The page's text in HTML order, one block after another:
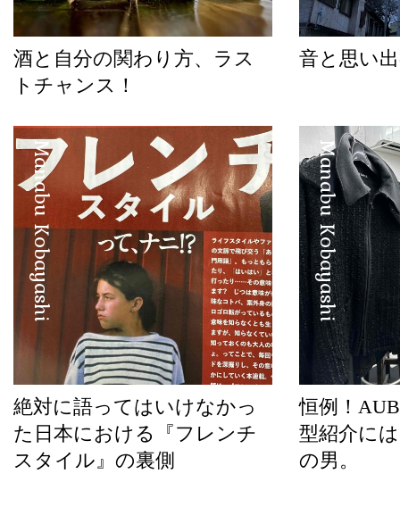
酒と自分の関わり方、ラス
トチャンス！
音と思い
Manabu Kobayashi
絶対に語ってはいけなかっ
た日本における『フレンチ
スタイル』の裏側
Manabu Kobayashi
恒例！
型紹介に
の男。